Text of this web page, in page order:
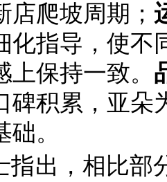
店爬坡周期；
化指导，使不
保持一致。
碑积累，亚朵
。
指出，相比部